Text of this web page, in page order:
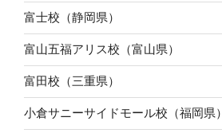
富士校（静岡県）
富山五福アリス校（富山県）
富田校（三重県）
小倉サニーサイドモール校（福岡県）